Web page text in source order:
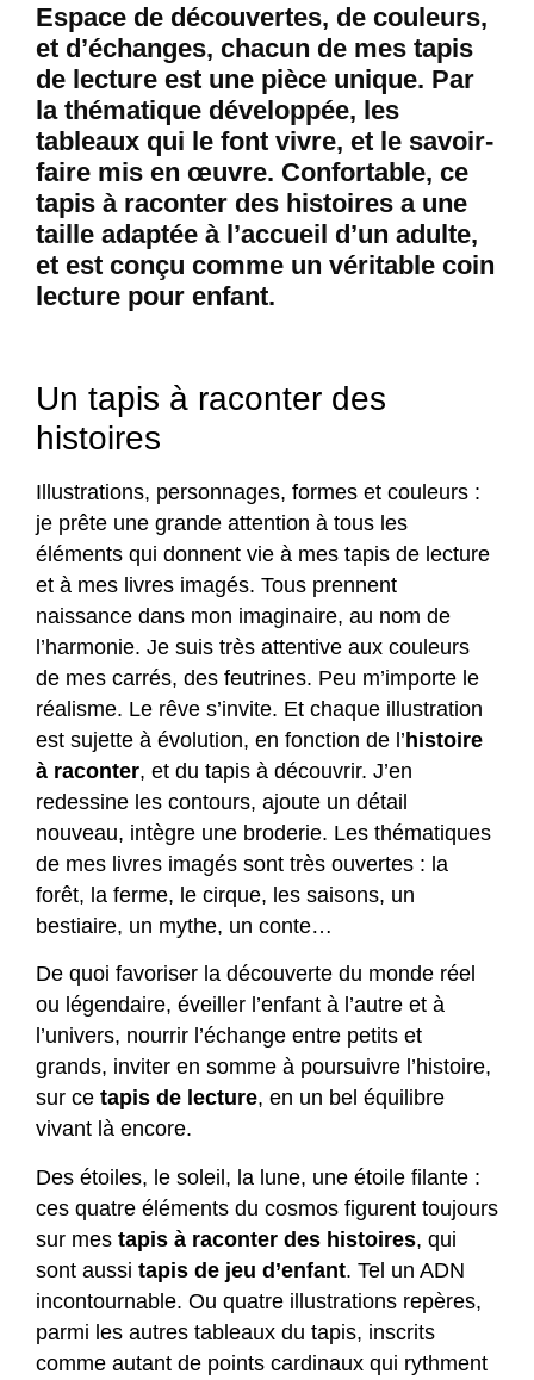
Espace de découvertes, de couleurs,
et d’échanges, chacun de mes tapis
de lecture est une pièce unique. Par
la thématique développée, les
tableaux qui le font vivre, et le savoir-
faire mis en œuvre. Confortable, ce
tapis à raconter des histoires a une
taille adaptée à l’accueil d’un adulte,
et est conçu comme un véritable coin
lecture pour enfant.
Un tapis à raconter des
histoires
Illustrations, personnages, formes et couleurs :
je prête une grande attention à tous les
éléments qui donnent vie à mes tapis de lecture
et à mes livres imagés. Tous prennent
naissance dans mon imaginaire, au nom de
l’harmonie. Je suis très attentive aux couleurs
de mes carrés, des feutrines. Peu m’importe le
réalisme. Le rêve s’invite. Et chaque illustration
est sujette à évolution, en fonction de l’ histoire
à raconter, et du tapis à découvrir. J’en
redessine les contours, ajoute un détail
nouveau, intègre une broderie. Les thématiques
de mes livres imagés sont très ouvertes : la
forêt, la ferme, le cirque, les saisons, un
bestiaire, un mythe, un conte…
De quoi favoriser la découverte du monde réel
ou légendaire, éveiller l’enfant à l’autre et à
l’univers, nourrir l’échange entre petits et
grands, inviter en somme à poursuivre l’histoire,
sur ce tapis de lecture, en un bel équilibre
vivant là encore.
Des étoiles, le soleil, la lune, une étoile filante :
ces quatre éléments du cosmos figurent toujours
sur mes tapis à raconter des histoires, qui
sont aussi tapis de jeu d’enfant. Tel un ADN
incontournable. Ou quatre illustrations repères,
parmi les autres tableaux du tapis, inscrits
comme autant de points cardinaux qui rythment